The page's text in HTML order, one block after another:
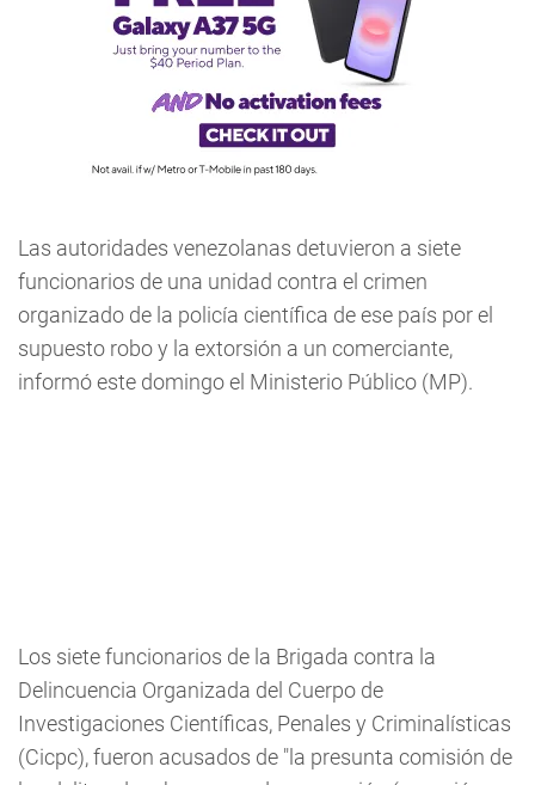
Las autoridades venezolanas detuvieron a siete
funcionarios de una unidad contra el crimen
organizado de la policía científica de ese país por el
supuesto robo y la extorsión a un comerciante,
informó este domingo el Ministerio Público (MP).
Los siete funcionarios de la Brigada contra la
Delincuencia Organizada del Cuerpo de
Investigaciones Científicas, Penales y Criminalísticas
(Cicpc), fueron acusados de "la presunta comisión de